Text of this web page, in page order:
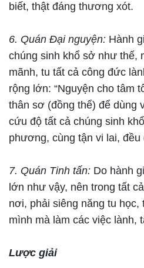
biết, thật đáng thương xót.
6. Quán Đại nguyện: Hành
chúng sinh khổ sở như thế,
mãnh, tu tất cả công đức
rộng lớn: “Nguyện cho tâm
thân sơ (đồng thể) để dùng
cứu độ tất cả chúng sinh
phương, cùng tận vi lai, đều
7. Quán Tinh tấn: Do hành
lớn như vậy, nên trong tất
nơi, phải siêng năng tu học,
mình mà làm các việc lành,
Lược giải